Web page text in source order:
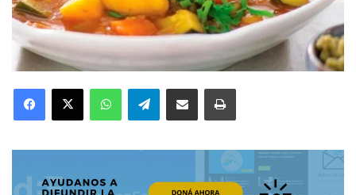
Telegram